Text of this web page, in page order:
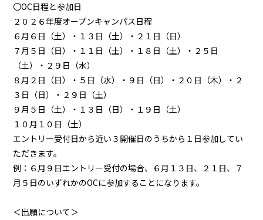
〇OC日程と参加日
２０２６年度オープンキャンパス日程
６月６日（土）・１３日（土）・２１日（日）
７月５日（日）・１１日（土）・１８日（土）・２５日
（土）・２９日（水）
８月２日（日）・５日（水）・９日（日）・２０日（木）・２
３日（日）・２９日（土）
９月５日（土）・１３日（日）・１９日（土）
１０月１０日（土）
エントリー受付日から近い３開催日のうちから１日参加してい
ただきます。
例：６月９日エントリー受付の場合、６月１３日、２１日、７
月５日のいずれかのOCに参加することになります。
＜出願について＞